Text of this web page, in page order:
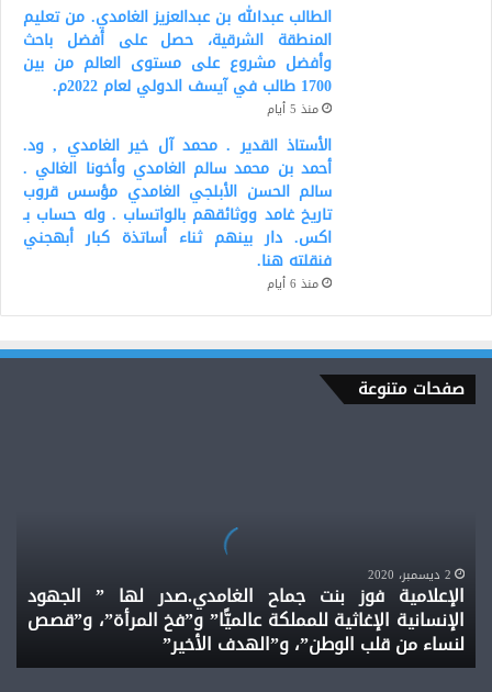
الطالب عبدالله بن عبدالعزيز الغامدي. من تعليم
المنطقة الشرقية، حصل على أفضل باحث
وأفضل مشروع على مستوى العالم من بين
1700 طالب في آيسف الدولي لعام 2022م.
منذ 5 أيام
الأستاذ القدير . محمد آل خير الغامدي , ود.
أحمد بن محمد سالم الغامدي وأخونا الغالي .
سالم الحسن الأبلجي الغامدي مؤسس قروب
تاريخ غامد ووثائقهم بالواتساب . وله حساب بـ
اكس. دار بينهم ثناء أساتذة كبار أبهجني
فنقلته هنا.
منذ 6 أيام
صفحات متنوعة
الجهود
الإنسانية
الإغاثية
للمملكة
2 ديسمبر، 2020
الإعلامية فوز بنت جماح الغامدي.صدر لها ” الجهود
الإنسانية الإغاثية للمملكة عالميًّا” و”فخ المرأة”، و”قصص
لنساء من قلب الوطن”، و”الهدف الأخير”